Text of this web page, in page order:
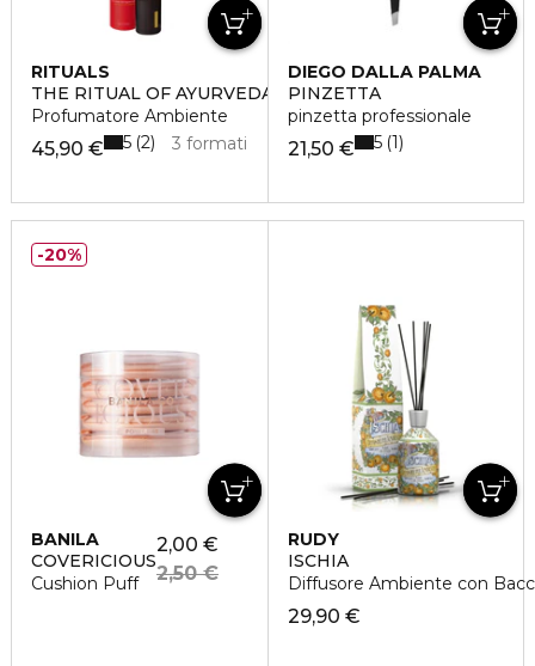
RITUALS
THE RITUAL OF AYURVEDA FRAGRANCE STICKS
Profumatore Ambiente
45,90 € 3 formati
5 2
DIEGO DALLA PALMA
PINZETTA
pinzetta professionale
21,50 € 5 1
BANILA
COVERICIOUS
Cushion Puff
2,00 €
2,50 €
20%
RUDY
ISCHIA
Diffusore Ambiente con
29,90 €